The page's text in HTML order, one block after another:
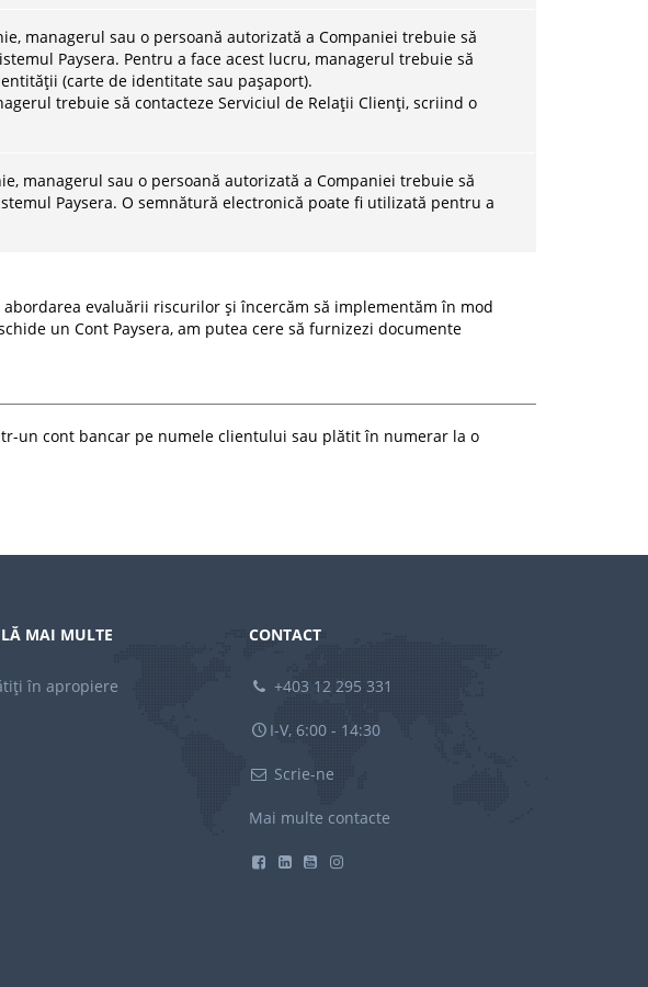
managerul sau o persoană autorizată a Companiei trebuie să
Paysera. Pentru a face acest lucru, managerul trebuie să
(carte de identitate sau pașaport).
trebuie să contacteze Serviciul de Relații Clienți, scriind o
managerul sau o persoană autorizată a Companiei trebuie să
Paysera. O semnătură electronică poate fi utilizată pentru a
evaluării riscurilor și încercăm să implementăm în mod
un Cont Paysera, am putea cere să furnizezi documente
un cont bancar pe numele clientului sau plătit în numerar la o
MAI MULTE
în apropiere
CONTACT
+403 12 295 331
I-V, 6:00 - 14:30
Scrie-ne
Mai multe contacte